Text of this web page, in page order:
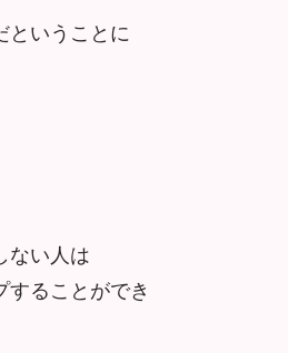
ということに
ない人は
することができ